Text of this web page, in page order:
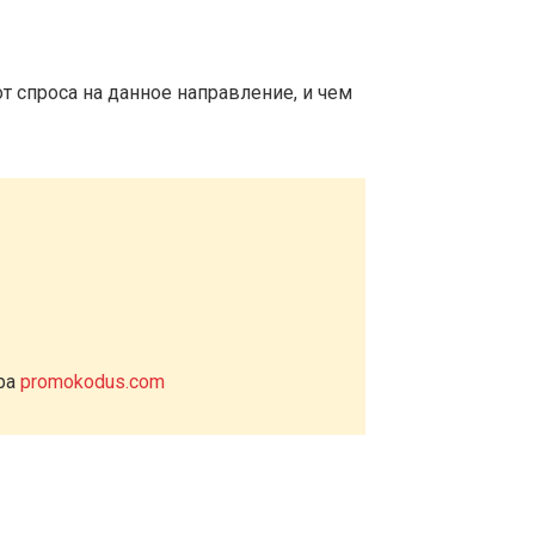
спроса на данное направление, и чем
promokodus.com